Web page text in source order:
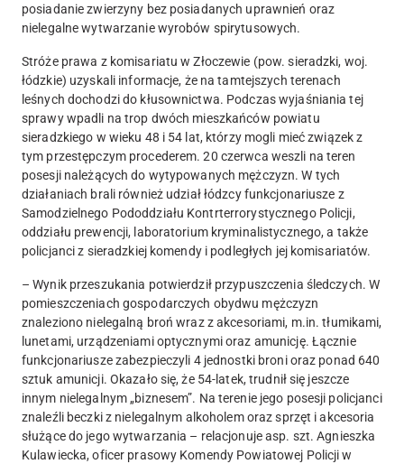
posiadanie zwierzyny bez posiadanych uprawnień oraz
nielegalne wytwarzanie wyrobów spirytusowych.
Stróże prawa z komisariatu w Złoczewie (pow. sieradzki, woj.
łódzkie) uzyskali informacje, że na tamtejszych terenach
leśnych dochodzi do kłusownictwa. Podczas wyjaśniania tej
sprawy wpadli na trop dwóch mieszkańców powiatu
sieradzkiego w wieku 48 i 54 lat, którzy mogli mieć związek z
tym przestępczym procederem. 20 czerwca weszli na teren
posesji należących do wytypowanych mężczyzn.W tych
działaniach brali również udział łódzcy funkcjonariusze z
Samodzielnego Pododdziału Kontrterrorystycznego Policji,
oddziału prewencji, laboratorium kryminalistycznego, a także
policjanci z sieradzkiej komendy i podległych jej komisariatów.
– Wynik przeszukania potwierdził przypuszczenia śledczych.W
pomieszczeniach gospodarczych obydwu mężczyzn
znaleziono nielegalną broń wraz z akcesoriami, m.in. tłumikami,
lunetami, urządzeniami optycznymi oraz amunicję. Łącznie
funkcjonariusze zabezpieczyli 4 jednostki broni oraz ponad 640
sztuk amunicji. Okazało się, że 54-latek, trudnił się jeszcze
innym nielegalnym „biznesem”. Na terenie jego posesji policjanci
znaleźli beczki z nielegalnym alkoholem oraz sprzęt i akcesoria
służące do jego wytwarzania – relacjonuje asp. szt. Agnieszka
Kulawiecka, oficer prasowy Komendy Powiatowej Policji w